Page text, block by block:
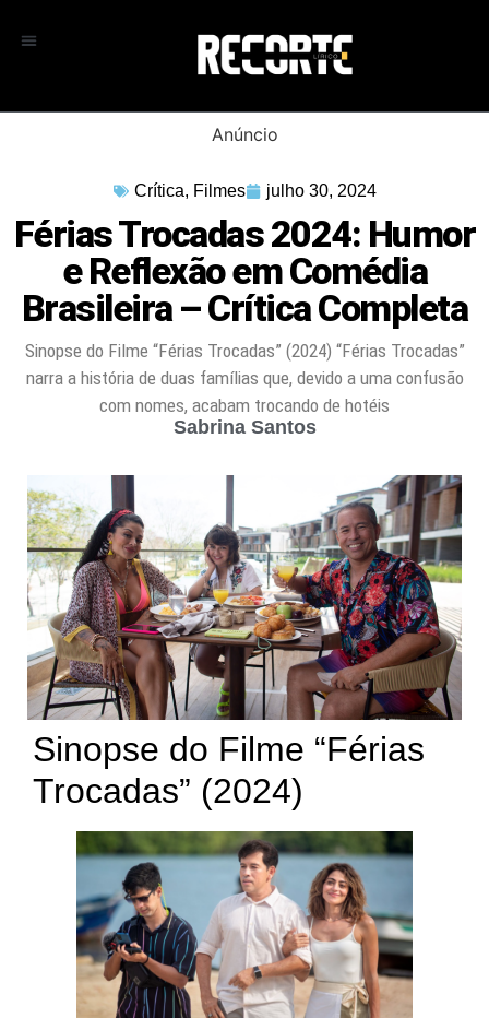
Anúncio
Crítica, Filmes julho 30, 2024
Férias Trocadas 2024: Humor
e Reflexão em Comédia
Brasileira – Crítica Completa
Sinopse do Filme “Férias Trocadas” (2024) “Férias Trocadas”
narra a história de duas famílias que, devido a uma confusão
com nomes, acabam trocando de hotéis
Sabrina Santos
Sinopse do Filme “Férias
Trocadas” (2024)